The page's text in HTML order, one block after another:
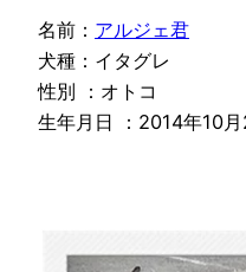
名前： アルジェ君
犬種：イタグレ
性別 ：オトコ
生年月日 ：2014年10